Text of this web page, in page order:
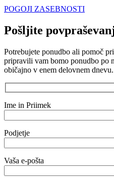
POGOJI ZASEBNOSTI
Pošljite
Potrebujete ponudbo ali pomoč
pripravili vam bomo ponudbo po
običajno v enem delovnem
Ime in Priimek
Podjetje
Vaša e-pošta